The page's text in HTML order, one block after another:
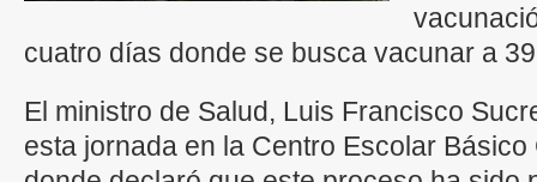
cuatro días donde se busca vacunar a
El ministro de Salud, Luis Francisco
esta jornada en la Centro Escolar